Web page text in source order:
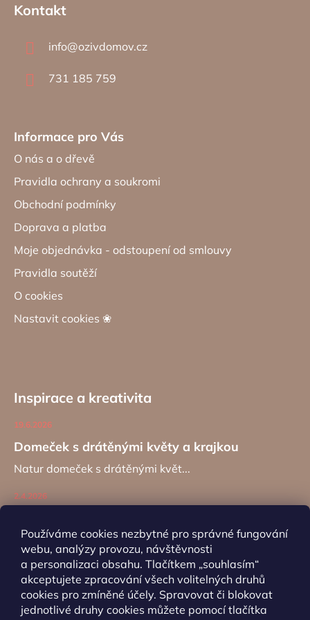
Používáme cookies nezbytné pro správné fungování
webu, analýzy provozu, návštěvnosti
a personalizaci obsahu. Tlačítkem „souhlasím“
akceptujete zpracování všech volitelných druhů
cookies pro zmíněné účely. Spravovat či blokovat
jednotlivé druhy cookies můžete pomocí tlačítka
Kontakt
info@ozivdomov.cz
731 185 759
Informace pro Vás
O nás a o dřevě
Pravidla ochrany a soukromi
Obchodní podmínky
Doprava a platba
Moje objednávka - odstoupení od smlouvy
Pravidla soutěží
O cookies
Nastavit cookies ❀
Inspirace a kreativita
Domeček s drátěnými květy a krajkou
19.6.2026
Natur domeček s drátěnými květ...
2.4.2026
Návod na výrobu záložky do kní...
ARCHIV